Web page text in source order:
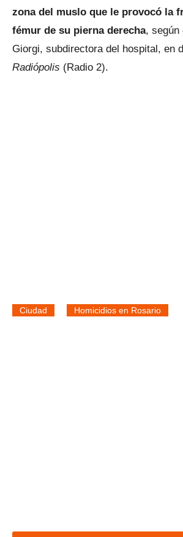
zona del muslo que le provocó la
fémur de su pierna derecha, según
Giorgi, subdirectora del hospital, en
Radiópolis (Radio 2).
Ciudad Homicidios en Rosario